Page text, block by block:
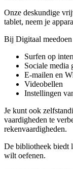
Onze deskundige
tablet, neem je
Bij Digitaal
Surfen op
Sociale media
E-mailen en
Videobellen
Instellingen
Je kunt ook
vaardigheden te
rekenvaardigheden.
De bibliotheek biedt
wilt oefenen.